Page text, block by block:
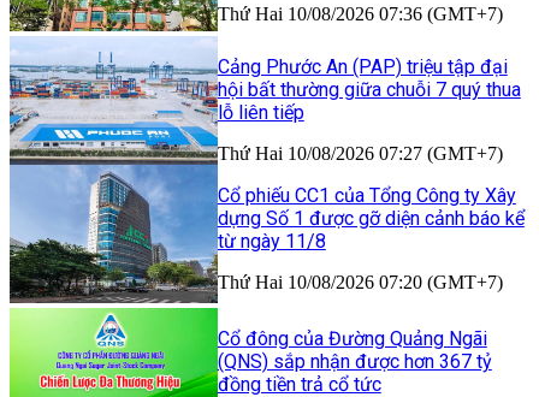
Thứ Hai 10/08/2026 07:36 (GMT+7)
Cảng Phước An (PAP) triệu tập đại
hội bất thường giữa chuỗi 7 quý thua
lỗ liên tiếp
Thứ Hai 10/08/2026 07:27 (GMT+7)
Cổ phiếu CC1 của Tổng Công ty Xây
dựng Số 1 được gỡ diện cảnh báo kể
từ ngày 11/8
Thứ Hai 10/08/2026 07:20 (GMT+7)
Cổ đông của Đường Quảng Ngãi
(QNS) sắp nhận được hơn 367 tỷ
đồng tiền trả cổ tức